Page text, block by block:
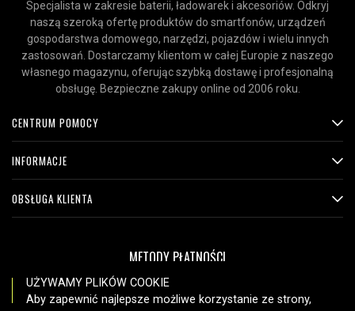
Specjalista w zakresie baterii, ładowarek i akcesoriów. Odkryj
naszą szeroką ofertę produktów do smartfonów, urządzeń
gospodarstwa domowego, narzędzi, pojazdów i wielu innych
zastosowań. Dostarczamy klientom w całej Europie z naszego
własnego magazynu, oferując szybką dostawę i profesjonalną
obsługę. Bezpieczne zakupy online od 2006 roku.
CENTRUM POMOCY
INFORMACJE
OBSŁUGA KLIENTA
METODY PŁATNOŚCI
UŻYWAMY PLIKÓW COOKIE
Aby zapewnić najlepsze możliwe korzystanie ze strony,